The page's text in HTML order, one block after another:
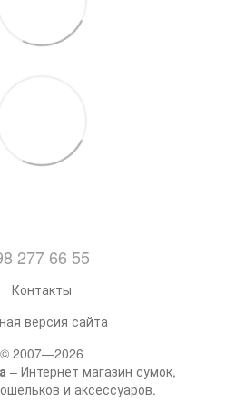
277 66 55
Контакты
версия сайта
© 2007—2026
– Интернет магазин сумок,
и аксессуаров.